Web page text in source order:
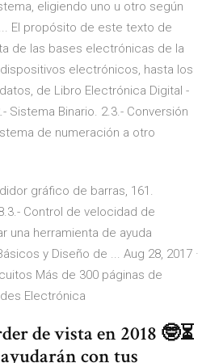
eligiendo uno u otro según
... El propósito de este texto de
de las bases electrónicas de la
electrónicos, hasta los
de Libro Electrónica Digital -
Sistema Binario. 2.3.- Conversión
de numeración a otro
gráfico de barras, 161.
Control de velocidad de
una herramienta de ayuda
y Diseño de ... Aug 28, 2017 ·
Más de 300 páginas de
Electrónica
de vista en 2018 🤓⏳
con tus